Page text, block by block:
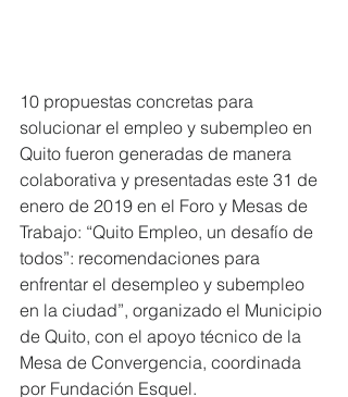
10 propuestas concretas para
solucionar el empleo y subempleo en
Quito fueron generadas de manera
colaborativa y presentadas este 31 de
enero de 2019 en el Foro y Mesas de
Trabajo: “Quito Empleo, un desafío de
todos”: recomendaciones para
enfrentar el desempleo y subempleo
en la ciudad”, organizado el Municipio
de Quito, con el apoyo técnico de la
Mesa de Convergencia, coordinada
por Fundación Esquel.